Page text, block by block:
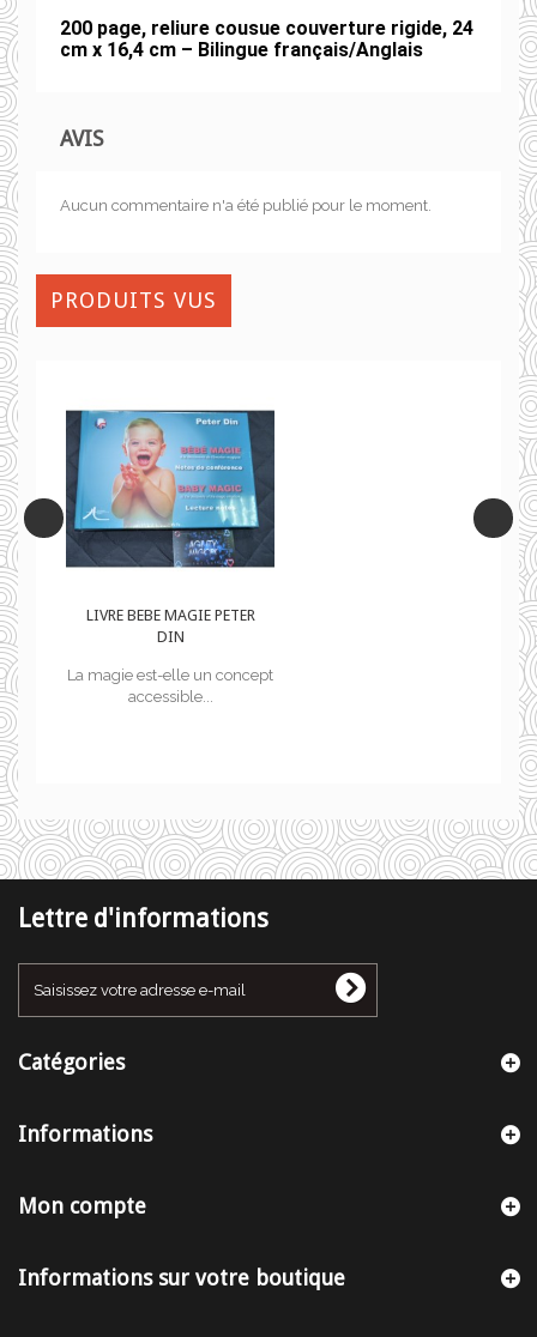
200 page, reliure cousue couverture rigide, 24
cm x 16,4 cm – Bilingue français/Anglais
AVIS
Aucun commentaire n'a été publié pour le moment.
PRODUITS VUS
LIVRE BEBE MAGIE PETER
DIN
La magie est-elle un concept
accessible...
Lettre d'informations
Catégories
Informations
Mon compte
Informations sur votre boutique